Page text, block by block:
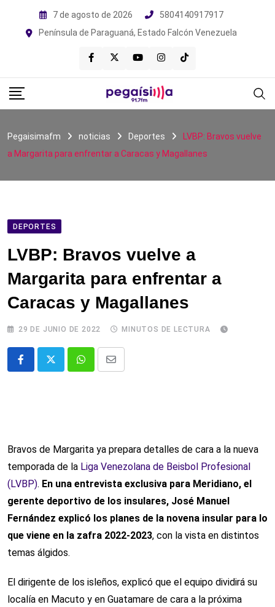
7 de agosto de 2026
5804140917917
Península de Paraguaná, Estado Falcón Venezuela
Pegaisimafm noticias Deportes
LVBP: Bravos vuelve
a Margarita para enfrentar a Caracas y Magallanes
DEPORTES
LVBP: Bravos vuelve a
Margarita para enfrentar a
Caracas y Magallanes
29 DE JUNIO DE 2022 MINUTOS DE LECTURA
WhatsappComparte
Bravos de Margarita ya prepara detalles de cara a la nueva
temporada de la Liga Venezolana de Beisbol Profesional
(LVBP). En una entrevista exclusiva para Meridiano, el
gerente deportivo de los insulares, José Manuel
Fernández explicó los planes de la novena insular para lo
que viene en la zafra 2022-2023, con la vista en distintos
temas álgidos.
El dirigente de los isleños, explicó que el equipo dividirá su
localía en Macuto y en Guatamare de cara a la próxima